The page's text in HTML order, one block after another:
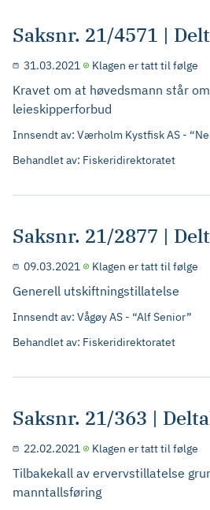
Saksnr. 21/4571 |
31.03.2021 Klagen er tatt til følge
Kravet om at høvedsmann står
leieskipperforbud
Innsendt av: Værholm Kystfisk AS -
Behandlet av: Fiskeridirektoratet
Saksnr. 21/2877 |
09.03.2021 Klagen er tatt til følge
Generell utskiftningstillatelse
Innsendt av: Vågøy AS - “Alf Senior”
Behandlet av: Fiskeridirektoratet
Saksnr. 21/363 |
22.02.2021 Klagen er tatt til følge
Tilbakekall av ervervstillatelse
manntallsføring